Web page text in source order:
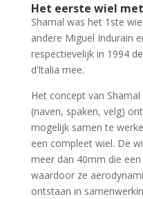
Het eerste wiel
Shamal was het 1ste
andere Miguel Indurain
respectievelijk in 1994
d’Italia mee.
Het concept van
(naven, spaken, velg)
mogelijk samen te
een compleet wiel. De
meer dan 40mm die
waardoor ze
ontstaan in